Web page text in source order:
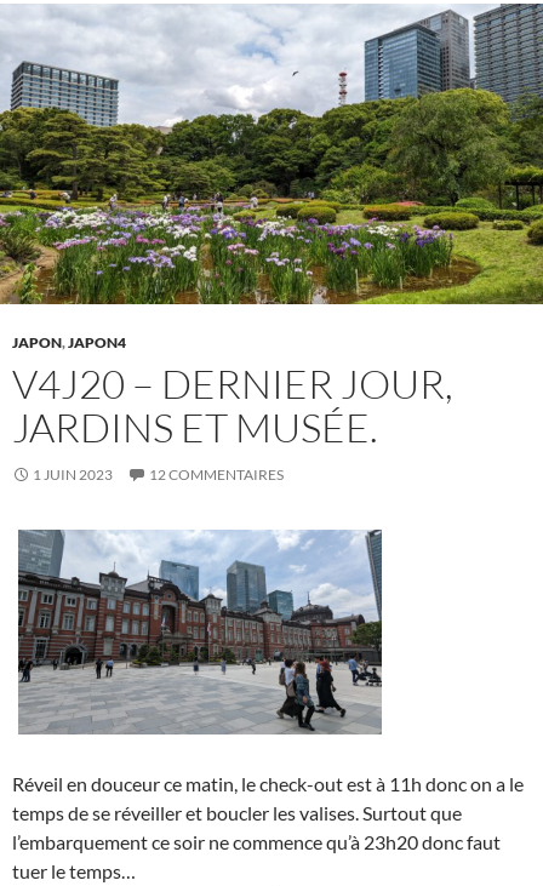
JAPON,JAPON4
V4J20 – DERNIER JOUR,
JARDINS ET MUSÉE.
1 JUIN 2023 12 COMMENTAIRES
Réveil en douceur ce matin, le check-out est à 11h donc on a le
temps de se réveiller et boucler les valises. Surtout que
l’embarquement ce soir ne commence qu’à 23h20 donc faut
tuer le temps…